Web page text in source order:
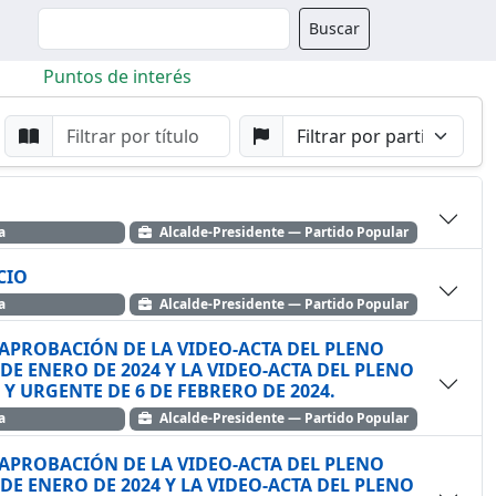
Buscador Buscar
Puntos de interés
Buscar por Punto
Buscar por Partido
Alcalde-Presidente — Partido Popular
Alcalde-Presidente — Partido Popular
DE LA VIDEO-ACTA DEL PLENO
ENERO DE 2024 Y LA VIDEO-ACTA DEL PLENO
EXTRAORDINARIO Y URGENTE DE 6 DE FEBRERO DE 2024.
Alcalde-Presidente — Partido Popular
DE LA VIDEO-ACTA DEL PLENO
ENERO DE 2024 Y LA VIDEO-ACTA DEL PLENO